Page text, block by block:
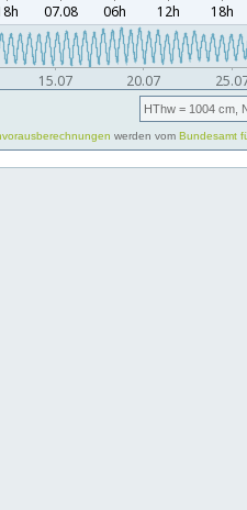
HThw = 1004 cm,
werden vom Bundesamt